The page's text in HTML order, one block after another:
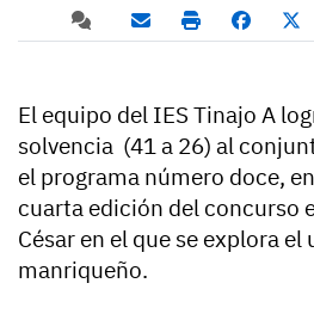
El equipo del IES Tinajo A
solvencia (41 a 26) al
el programa número doce,
cuarta edición del concurso
César en el que se explora el
manriqueño.